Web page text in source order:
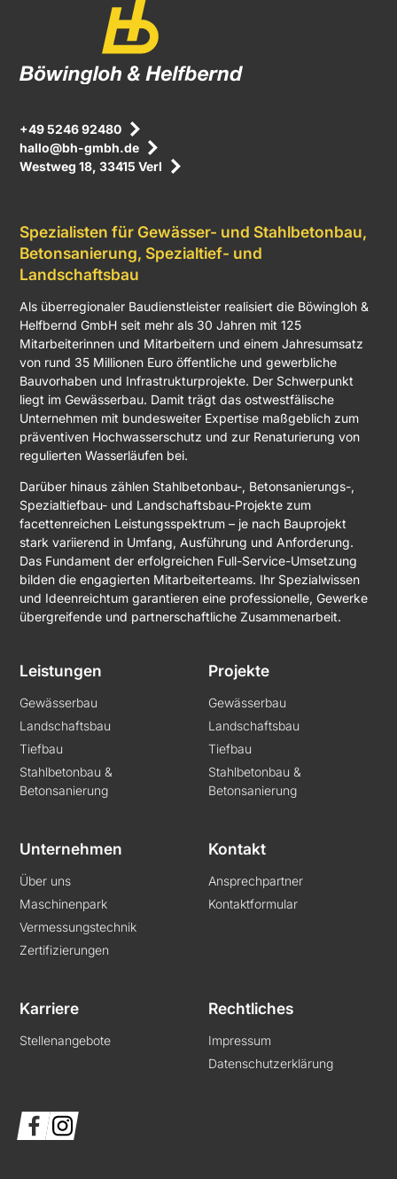
+49 5246 92480
hallo@bh-gmbh.de
Westweg 18, 33415 Verl
Spezialisten für Gewässer- und Stahlbetonbau,
Betonsanierung, Spezialtief- und
Landschaftsbau
Als überregionaler Baudienstleister realisiert die Böwingloh &
Helfbernd GmbH seit mehr als 30 Jahren mit 125
Mitarbeiterinnen und Mitarbeitern und einem Jahresumsatz
von rund 35 Millionen Euro öffentliche und gewerbliche
Bauvorhaben und Infrastrukturprojekte. Der Schwerpunkt
liegt im Gewässerbau. Damit trägt das ostwestfälische
Unternehmen mit bundesweiter Expertise maßgeblich zum
präventiven Hochwasserschutz und zur Renaturierung von
regulierten Wasserläufen bei.
Darüber hinaus zählen Stahlbetonbau-, Betonsanierungs-,
Spezialtiefbau- und Landschaftsbau-Projekte zum
facettenreichen Leistungsspektrum – je nach Bauprojekt
stark variierend in Umfang, Ausführung und Anforderung.
Das Fundament der erfolgreichen Full-Service-Umsetzung
bilden die engagierten Mitarbeiterteams. Ihr Spezialwissen
und Ideenreichtum garantieren eine professionelle, Gewerke
übergreifende und partnerschaftliche Zusammenarbeit.
Leistungen
Gewässerbau
Landschaftsbau
Tiefbau
Stahlbetonbau &
Betonsanierung
Projekte
Gewässerbau
Landschaftsbau
Tiefbau
Stahlbetonbau &
Betonsanierung
Unternehmen
Über uns
Maschinenpark
Vermessungstechnik
Zertifizierungen
Kontakt
Ansprechpartner
Kontaktformular
Karriere
Stellenangebote
Rechtliches
Impressum
Datenschutzerklärung